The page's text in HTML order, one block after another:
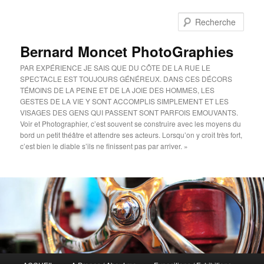
Bernard Moncet PhotoGraphies
PAR EXPÉRIENCE JE SAIS QUE DU CÔTE DE LA RUE LE
SPECTACLE EST TOUJOURS GÉNÉREUX. DANS CES DÉCORS
TÉMOINS DE LA PEINE ET DE LA JOIE DES HOMMES, LES
GESTES DE LA VIE Y SONT ACCOMPLIS SIMPLEMENT ET LES
VISAGES DES GENS QUI PASSENT SONT PARFOIS EMOUVANTS.
Voir et Photographier, c’est souvent se construire avec les moyens du
bord un petit théâtre et attendre ses acteurs. Lorsqu’on y croit très fort,
c’est bien le diable s’ils ne finissent pas par arriver. »